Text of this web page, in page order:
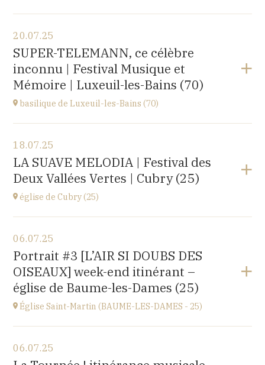
église du Sacré-Coeur,
8 Place de l'Église, 71120 Charolles
à11H
Accéder au site
20.07.25
SUPER-TELEMANN, ce célèbre
inconnu | Festival Musique et
Mémoire | Luxeuil-les-Bains (70)
basilique de Luxeuil-les-Bains (70)
Basilique Saint Pierre,
place de l'Abbaye, 70300 Luxeuil-les-Bains
à21H00
Acheter vos billets
18.07.25
LA SUAVE MELODIA | Festival des
Deux Vallées Vertes | Cubry (25)
église de Cubry (25)
église Saint-Léger,
rue du Château, 25680 Cubry
à20H00
06.07.25
Portrait #3 [L’AIR SI DOUBS DES
OISEAUX] week-end itinérant –
église de Baume-les-Dames (25)
Église Saint-Martin (BAUME-LES-DAMES - 25)
église Saint-Martin,
06.07.25